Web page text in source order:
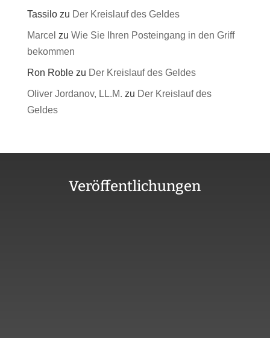
Tassilozu Der Kreislauf des Geldes
Marcel zu Wie Sie Ihren Posteingang in den Griff
bekommen
Ron Roblezu Der Kreislauf des Geldes
Oliver Jordanov, LL.M. zu Der Kreislauf des
Geldes
Veröffentlichungen